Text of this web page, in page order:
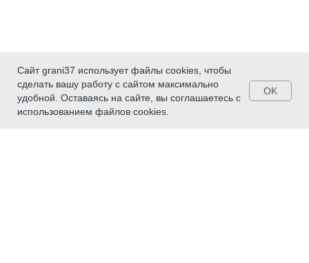
Сайт grani37 использует файлы cookies, чтобы
сделать вашу работу с сайтом максимально
удобной. Оставаясь на сайте, вы соглашаетесь с
использованием файлов cookies.
OK